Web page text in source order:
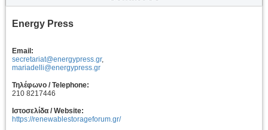
Energy Press
Email:
secretariat@energypress.gr,
mariadelli@energypress.gr
Τηλέφωνο / Telephone:
210 8217446
Ιστοσελίδα / Website:
https://renewablestorageforum.gr/